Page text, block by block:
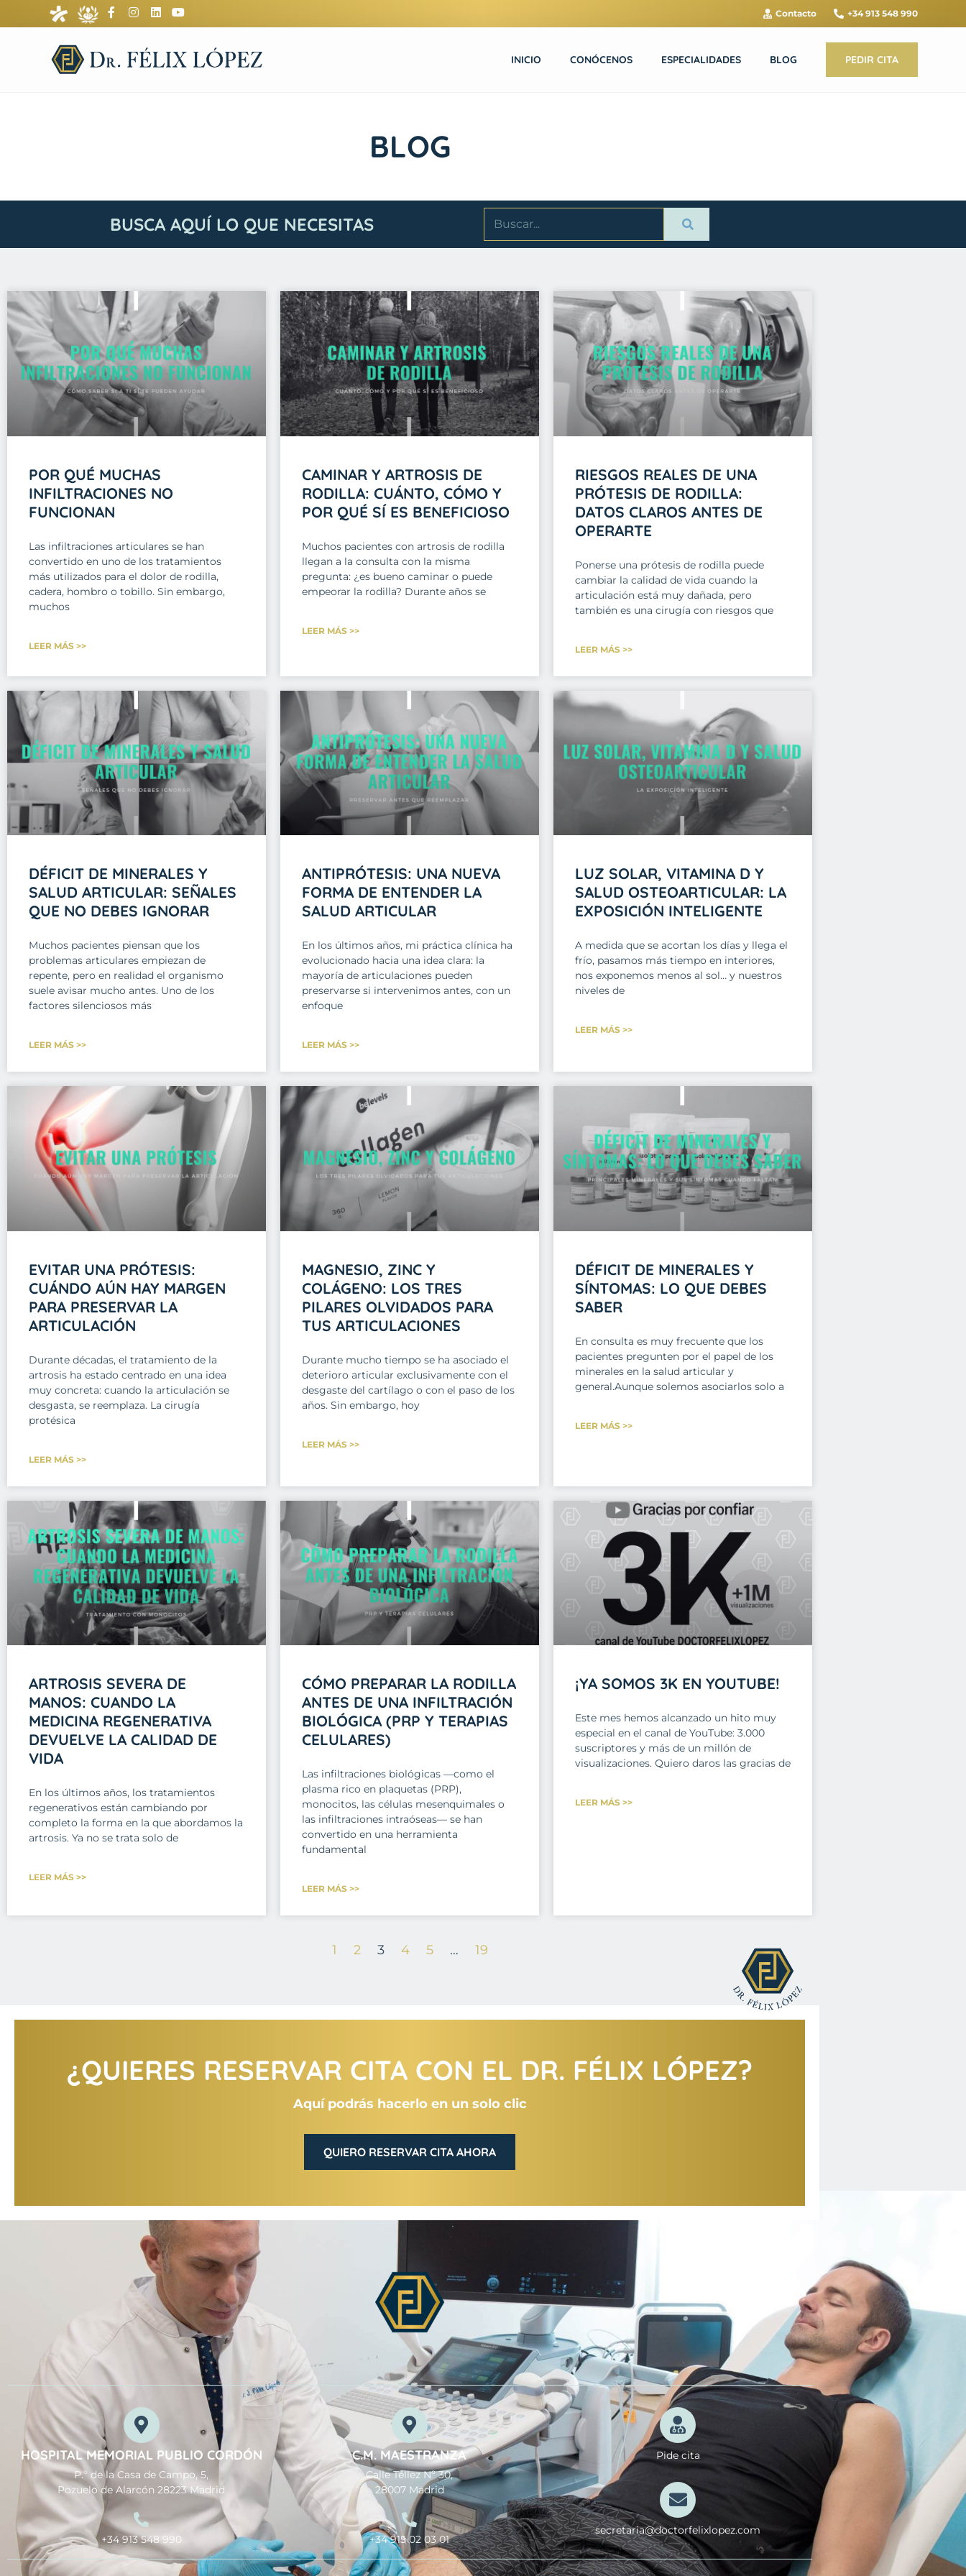
Contacto +34 913 548 990
INICIO CONÓCENOS ESPECIALIDADES BLOG PEDIR CITA
BLOG
BUSCA AQUÍ LO QUE NECESITAS
POR QUÉ MUCHAS
INFILTRACIONES NO
FUNCIONAN
Las infiltraciones articulares se han
convertido en uno de los tratamientos
más utilizados para el dolor de rodilla,
cadera, hombro o tobillo. Sin embargo,
muchos
LEER MÁS >>
CAMINAR Y ARTROSIS DE
RODILLA: CUÁNTO, CÓMO Y
POR QUÉ SÍ ES BENEFICIOSO
Muchos pacientes con artrosis de rodilla
llegan a la consulta con la misma
pregunta: ¿es bueno caminar o puede
empeorar la rodilla? Durante años se
LEER MÁS >>
RIESGOS REALES DE UNA
PRÓTESIS DE RODILLA:
DATOS CLAROS ANTES DE
OPERARTE
Ponerse una prótesis de rodilla puede
cambiar la calidad de vida cuando la
articulación está muy dañada, pero
también es una cirugía con riesgos que
LEER MÁS >>
DÉFICIT DE MINERALES Y
SALUD ARTICULAR: SEÑALES
QUE NO DEBES IGNORAR
Muchos pacientes piensan que los
problemas articulares empiezan de
repente, pero en realidad el organismo
suele avisar mucho antes. Uno de los
factores silenciosos más
LEER MÁS >>
ANTIPRÓTESIS: UNA NUEVA
FORMA DE ENTENDER LA
SALUD ARTICULAR
En los últimos años, mi práctica clínica ha
evolucionado hacia una idea clara: la
mayoría de articulaciones pueden
preservarse si intervenimos antes, con un
enfoque
LEER MÁS >>
LUZ SOLAR, VITAMINA D Y
SALUD OSTEOARTICULAR: LA
EXPOSICIÓN INTELIGENTE
A medida que se acortan los días y llega el
frío, pasamos más tiempo en interiores,
nos exponemos menos al sol… y nuestros
niveles de
LEER MÁS >>
EVITAR UNA PRÓTESIS:
CUÁNDO AÚN HAY MARGEN
PARA PRESERVAR LA
ARTICULACIÓN
Durante décadas, el tratamiento de la
artrosis ha estado centrado en una idea
muy concreta: cuando la articulación se
desgasta, se reemplaza. La cirugía
protésica
LEER MÁS >>
MAGNESIO, ZINC Y
COLÁGENO: LOS TRES
PILARES OLVIDADOS PARA
TUS ARTICULACIONES
Durante mucho tiempo se ha asociado el
deterioro articular exclusivamente con el
desgaste del cartílago o con el paso de los
años. Sin embargo, hoy
LEER MÁS >>
DÉFICIT DE MINERALES Y
SÍNTOMAS: LO QUE DEBES
SABER
En consulta es muy frecuente que los
pacientes pregunten por el papel de los
minerales en la salud articular y
general.Aunque solemos asociarlos solo a
LEER MÁS >>
ARTROSIS SEVERA DE
MANOS: CUANDO LA
MEDICINA REGENERATIVA
DEVUELVE LA CALIDAD DE
VIDA
En los últimos años, los tratamientos
regenerativos están cambiando por
completo la forma en la que abordamos la
artrosis. Ya no se trata solo de
LEER MÁS >>
CÓMO PREPARAR LA RODILLA
ANTES DE UNA INFILTRACIÓN
BIOLÓGICA (PRP Y TERAPIAS
CELULARES)
Las infiltraciones biológicas —como el
plasma rico en plaquetas (PRP),
monocitos, las células mesenquimales o
las infiltraciones intraóseas— se han
convertido en una herramienta
fundamental
LEER MÁS >>
¡YA SOMOS 3K EN YOUTUBE!
Este mes hemos alcanzado un hito muy
especial en el canal de YouTube: 3.000
suscriptores y más de un millón de
visualizaciones. Quiero daros las gracias de
LEER MÁS >>
1 2 3 4 5 … 19
¿QUIERES RESERVAR CITA CON EL DR. FÉLIX LÓPEZ?
Aquí podrás hacerlo en un solo clic
QUIERO RESERVAR CITA AHORA
HOSPITAL MEMORIAL PUBLIO CORDÓN
P.º de la Casa de Campo, 5,
Pozuelo de Alarcón 28223 Madrid
+34 913 548 990
C.M. MAESTRANZA
Calle Téllez Nº 30,
28007 Madrid
+34 915 02 03 01
Pide cita
secretaria@doctorfelixlopez.com